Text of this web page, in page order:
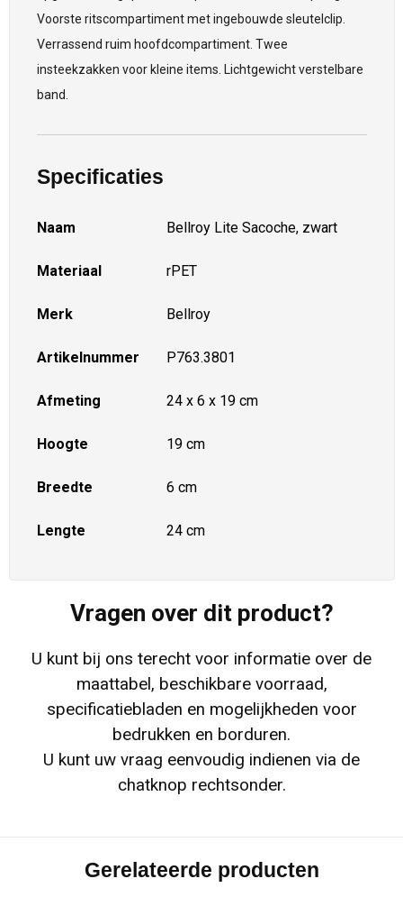
Voorste ritscompartiment met ingebouwde sleutelclip.
Verrassend ruim hoofdcompartiment. Twee
insteekzakken voor kleine items. Lichtgewicht verstelbare
band.
Specificaties
Naam Bellroy Lite Sacoche, zwart
Materiaal rPET
Merk Bellroy
Artikelnummer P763.3801
Afmeting 24 x 6 x 19 cm
Hoogte 19 cm
Breedte 6 cm
Lengte 24 cm
Vragen over dit product?
U kunt bij ons terecht voor informatie over de
maattabel, beschikbare voorraad,
specificatiebladen en mogelijkheden voor
bedrukken en borduren.
U kunt uw vraag eenvoudig indienen via de
chatknop rechtsonder.
Gerelateerde producten